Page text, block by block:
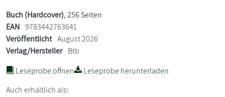
Buch (Hardcover), 256 Seiten
EAN 9783442763641
Veröffentlicht August 2026
Verlag/Hersteller Btb
Leseprobe öffnen
Leseprobe herunterladen
Auch erhältlich als: